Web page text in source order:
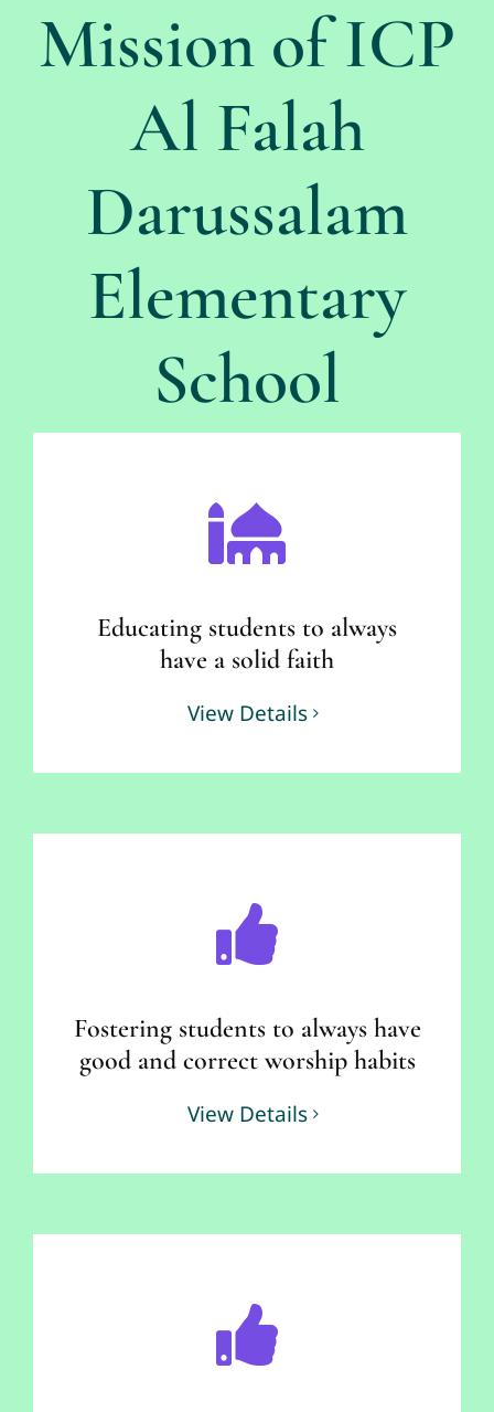
Mission of ICP
Al Falah
Darussalam
Elementary
School
Educating students to always
have a solid faith
View Details
Fostering students to always have
good and correct worship habits
View Details